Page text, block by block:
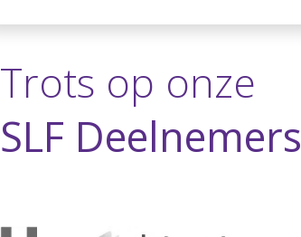
Trots op onze
SLF Deelnemers